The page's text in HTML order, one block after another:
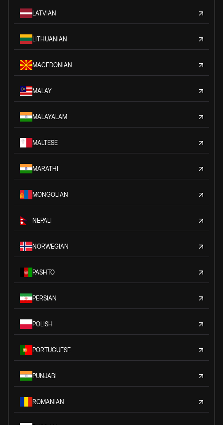
LATVIAN
LITHUANIAN
MACEDONIAN
MALAY
MALAYALAM
MALTESE
MARATHI
MONGOLIAN
NEPALI
NORWEGIAN
PASHTO
PERSIAN
POLISH
PORTUGUESE
PUNJABI
ROMANIAN